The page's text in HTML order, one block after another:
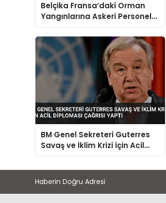
Belçika Fransa’daki Orman
Yangınlarına Askeri Personel
ve Su Tankeri Gönderdi
BM Genel Sekreteri Guterres
Savaş ve İklim Krizi İçin Acil
Diploması Çağrısı Yaptı
Haberin Doğru Adresi